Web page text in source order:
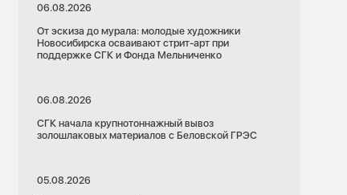
06.08.2026
От эскиза до мурала: молодые художники
Новосибирска осваивают стрит-арт при
поддержке СГК и Фонда Мельниченко
06.08.2026
СГК начала крупнотоннажный вывоз
золошлаковых материалов с Беловской ГРЭС
05.08.2026